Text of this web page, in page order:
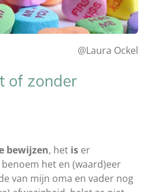
@Laura Ockel
of zonder
bewijzen, het is er
het en (waard)eer
van mijn oma en vader nog